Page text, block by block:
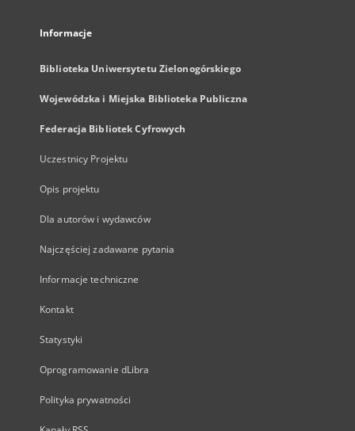
Informacje
Biblioteka Uniwersytetu Zielonogórskiego
Wojewódzka i Miejska Biblioteka Publiczna
Federacja Bibliotek Cyfrowych
Uczestnicy Projektu
Opis projektu
Dla autorów i wydawców
Najczęściej zadawane pytania
Informacje techniczne
Kontakt
Statystyki
Oprogramowanie dLibra
Polityka prywatności